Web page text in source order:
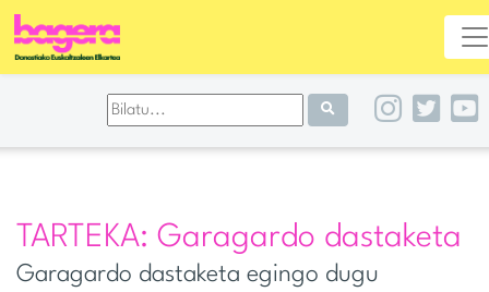
TARTEKA: Garagardo dastaketa
Garagardo dastaketa egingo dugu